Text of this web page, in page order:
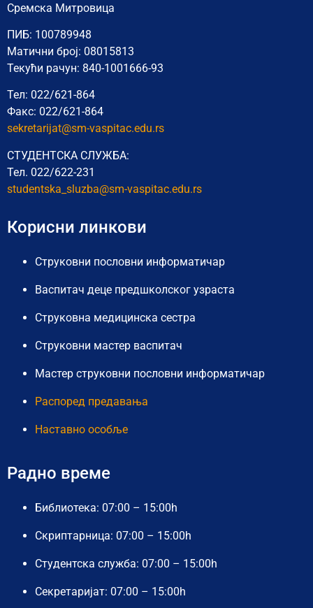
Сремска Митровица
ПИБ: 100789948
Матични број: 08015813
Текући рачун: 840-1001666-93
Тел: 022/621-864
Факс: 022/621-864
sekretarijat@sm-vaspitac.edu.rs
СТУДЕНТСКА СЛУЖБА:
Тел. 022/622-231
studentska_sluzba@sm-vaspitac.edu.rs
Корисни линкови
Струковни пословни информатичар
Васпитач деце предшколског узраста
Струковна медицинска сестра
Струковни мастер васпитач
Мастер струковни пословни информатичар
Распоред предавања
Наставно особље
Радно време
Библиотека: 07:00 – 15:00h
Скриптарница: 07:00 – 15:00h
Студентска служба: 07:00 – 15:00h
Секретаријат: 07:00 – 15:00h